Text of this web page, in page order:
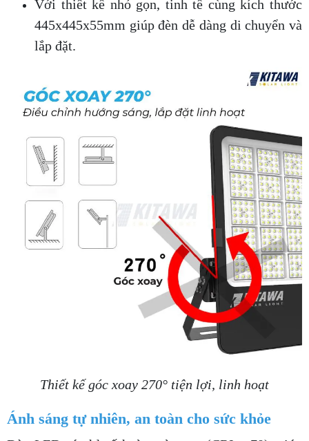
Với thiết kế nhỏ gọn, tinh tế cùng kích thước
445x445x55mm giúp đèn dễ dàng di chuyển và
lắp đặt.
Thiết kế góc xoay 270° tiện lợi, linh hoạt
Ánh sáng tự nhiên, an toàn cho sức khỏe